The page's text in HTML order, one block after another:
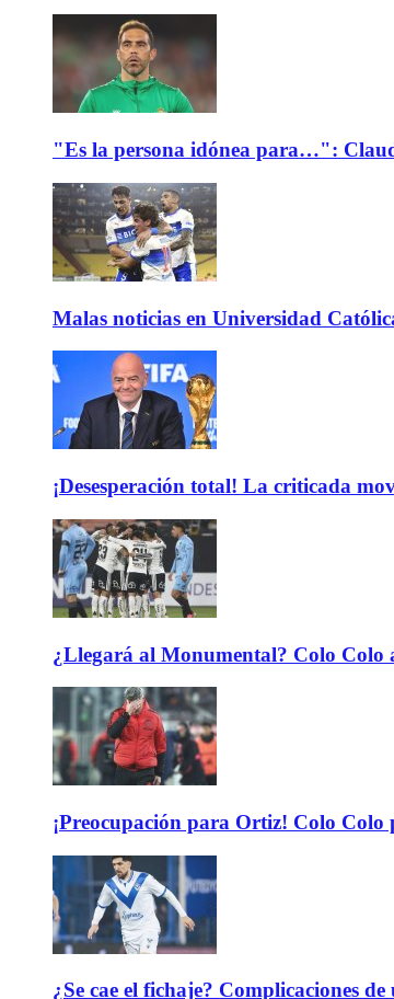
"Es la persona idónea para…":
Malas noticias en Universidad
¡Desesperación total! La criticada
¿Llegará al Monumental? Colo Colo
¡Preocupación para Ortiz! Colo Colo
¿Se cae el fichaje? Complicaciones